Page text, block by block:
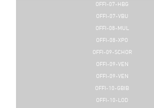
OFFI-07-HBG
OFFI-07-VBU
OFFI-08-MUL
OFFI-08-XPO
OFFI-09-SCHOR
OFFI-09-VEN
OFFI-09-VEN
OFFI-10-GBIB
OFFI-10-LOD